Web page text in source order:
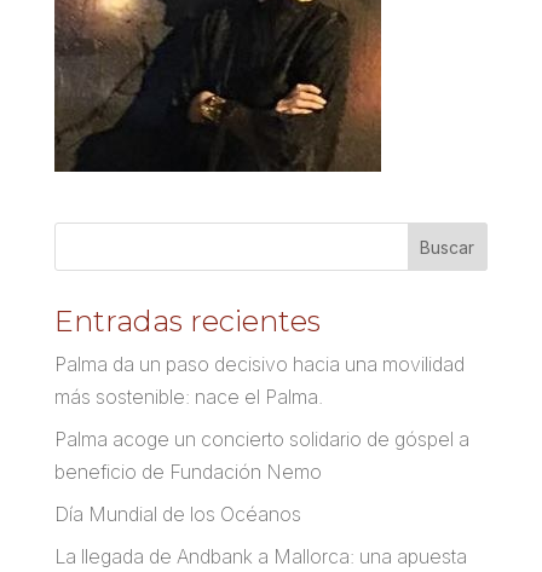
Entradas recientes
Palma da un paso decisivo hacia una movilidad
más sostenible: nace el Palma.
Palma acoge un concierto solidario de góspel a
beneficio de Fundación Nemo
Día Mundial de los Océanos
La llegada de Andbank a Mallorca: una apuesta